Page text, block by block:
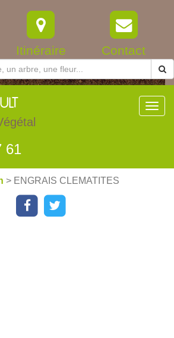
Itinéraire Contact
61
> ENGRAIS CLEMATITES